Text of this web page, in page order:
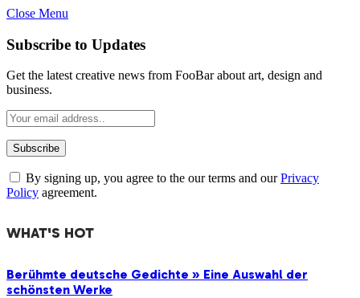
Close Menu
Subscribe to Updates
Get the latest creative news from FooBar about art, design and
business.
By signing up, you agree to the our terms and ourPrivacy
Policy agreement.
WHAT'S HOT
Berühmte deutsche Gedichte » Eine Auswahl der
schönsten Werke